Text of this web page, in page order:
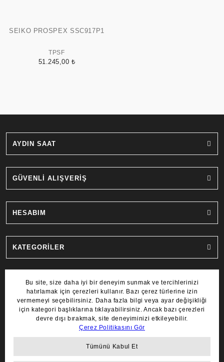
SEIKO PROSPEX SSC917P1
TPSF
51.245,00 ₺
AYDIN SAAT
GÜVENLİ ALIŞVERİŞ
HESABIM
KATEGORİLER
MARKALAR